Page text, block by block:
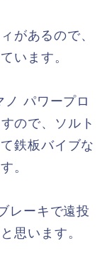
があるので、
います。
ノ パワープロ
ので、ソルト
鉄板バイブな
。
レーキで遠投
思います。